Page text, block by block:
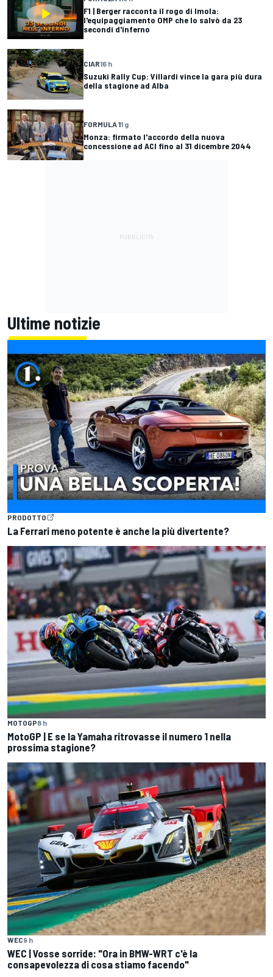
F1 | Berger racconta il rogo di Imola:
l'equipaggiamento OMP che lo salvò da 23
secondi d'inferno
CIAR16 h
Suzuki Rally Cup: Villardi vince la gara più dura
della stagione ad Alba
FORMULA 11 g
Monza: firmato l'accordo della nuova
concessione ad ACI fino al 31 dicembre 2044
Ultime notizie
PRODOTTO
La Ferrari meno potente è anche la più divertente?
MOTOGP8 h
MotoGP | E se la Yamaha ritrovasse il numero 1 nella
prossima stagione?
WEC9 h
WEC | Vosse sorride: "Ora in BMW-WRT c'è la
consapevolezza di cosa stiamo facendo"